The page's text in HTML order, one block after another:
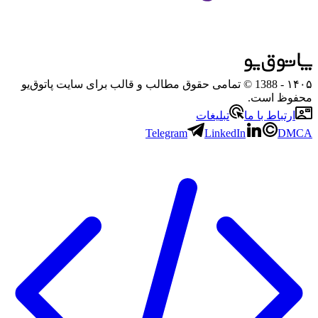
۱۴۰۵
- 1388 © تمامی حقوق مطالب و قالب برای سایت پاتوق‌یو
محفوظ است.
ارتباط با ما
تبلیغات
Telegram
LinkedIn DMCA